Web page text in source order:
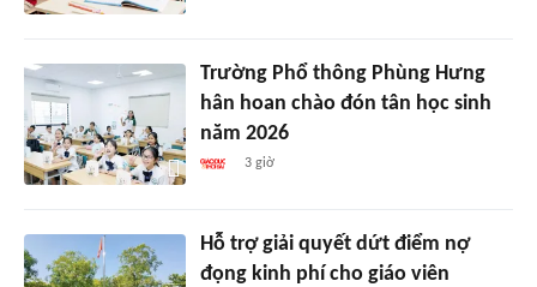
Trường Phổ thông Phùng Hưng
hân hoan chào đón tân học sinh
năm 2026
3 giờ
Hỗ trợ giải quyết dứt điểm nợ
đọng kinh phí cho giáo viên